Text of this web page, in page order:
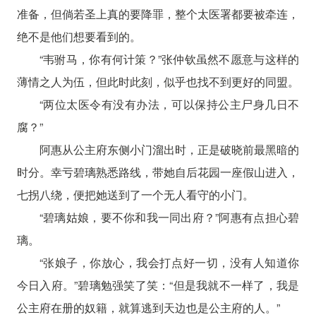
准备，但倘若圣上真的要降罪，整个太医署都要被牵连，
绝不是他们想要看到的。
“韦驸马，你有何计策？”张仲钦虽然不愿意与这样的
薄情之人为伍，但此时此刻，似乎也找不到更好的同盟。
“两位太医令有没有办法，可以保持公主尸身几日不
腐？”
阿惠从公主府东侧小门溜出时，正是破晓前最黑暗的
时分。幸亏碧璃熟悉路线，带她自后花园一座假山进入，
七拐八绕，便把她送到了一个无人看守的小门。
“碧璃姑娘，要不你和我一同出府？”阿惠有点担心碧
璃。
“张娘子，你放心，我会打点好一切，没有人知道你
今日入府。”碧璃勉强笑了笑：“但是我就不一样了，我是
公主府在册的奴籍，就算逃到天边也是公主府的人。”